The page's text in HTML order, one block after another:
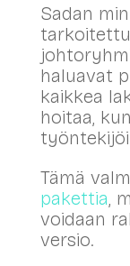
Sadan
haluavat
kaikkea
hoitaa,
Tämä
pakettia,
voidaan
versio.